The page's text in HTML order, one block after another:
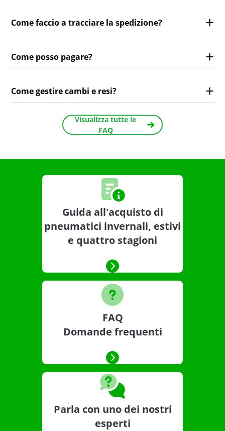
Come faccio a tracciare la spedizione?
Come posso pagare?
Come gestire cambi e resi?
Visualizza tutte le
FAQ
Guida all'acquisto di
pneumatici invernali, estivi
e quattro stagioni
FAQ
Domande frequenti
Parla con uno dei nostri
esperti